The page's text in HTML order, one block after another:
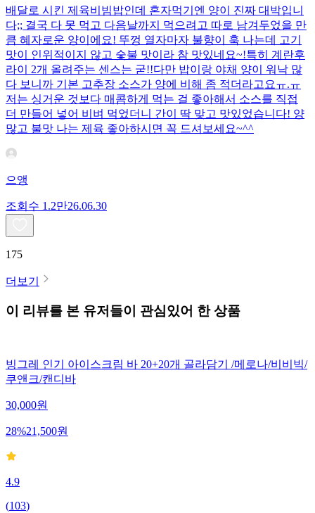
배달로 시킨 제육비빔밥인데 혼자먹기엔 양이 진짜 대박입니
다;; 결국 다 못 먹고 다음날까지 먹으려고 따로 남겨두었을 만
큼 혜자로운 양이에요! 뚜껑 열자마자 불향이 훅 나는데 고기
맛이 인위적이지 않고 숯불 맛이라 참 맛있네요~!특히 계란후
라이 2개 올려주는 센스는 굳!! ​다만 밥이랑 야채 양이 워낙 많
다 보니까 기본 고추장 소스가 양에 비해 좀 적더라고요ㅠ.ㅠ
저는 싱거운 것보다 매콤하게 먹는 걸 좋아해서 소스를 직접
더 만들어 넣어 비벼 먹었더니 간이 딱 맞고 맛있었습니다! 양
많고 불맛 나는 제육 좋아하시면 꼭 드셔보세요~^^
으앵
조회수 1.2만26.06.30
175
더보기
이 리뷰를 본 유저들이 관심있어 한 상품
빙그레 인기 아이스크림 바 20+20개 골라담기 /메로나/비비빅/
쿠앤크/캔디바
30,000원
28%21,500원
4.9
(103)